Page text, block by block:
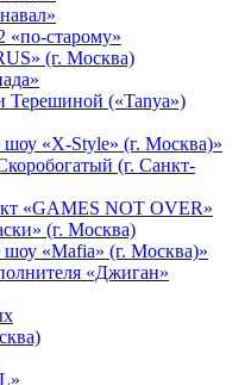
«по-старому»
(г. Москва)
Терешиной («Tanya»)
«X-Style» (г. Москва)»
(г. Санкт-
«GAMES NOT OVER»
(г. Москва)
«Mafia» (г. Москва)»
«Джиган»